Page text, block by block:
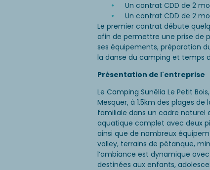
Un contrat CDD de 2
Un contrat CDD de 2
Le premier contrat débute
afin de permettre une prise de
ses équipements, préparation
la danse du camping et temps
Présentation de l'entreprise
Le Camping Sunêlia Le Petit
Mesquer, à 1.5km des plages
familiale dans un cadre naturel
aquatique complet avec deux
ainsi que de nombreux
volley, terrains de pétanque,
l’ambiance est dynamique
destinées aux enfants,